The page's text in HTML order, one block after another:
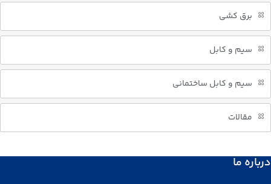
برق کشی
سیم و کابل
سیم و کابل ساختمانی
مقالات
درباره ما